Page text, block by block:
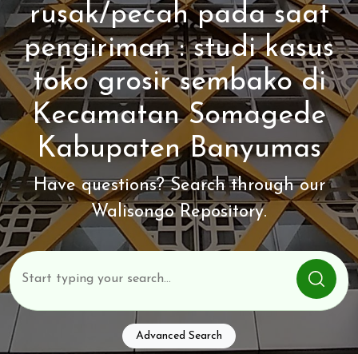
rusak/pecah pada saat
pengiriman : studi kasus
toko grosir sembako di
Kecamatan Somagede
Kabupaten Banyumas
Have questions? Search through our
Walisongo Repository.
Advanced Search